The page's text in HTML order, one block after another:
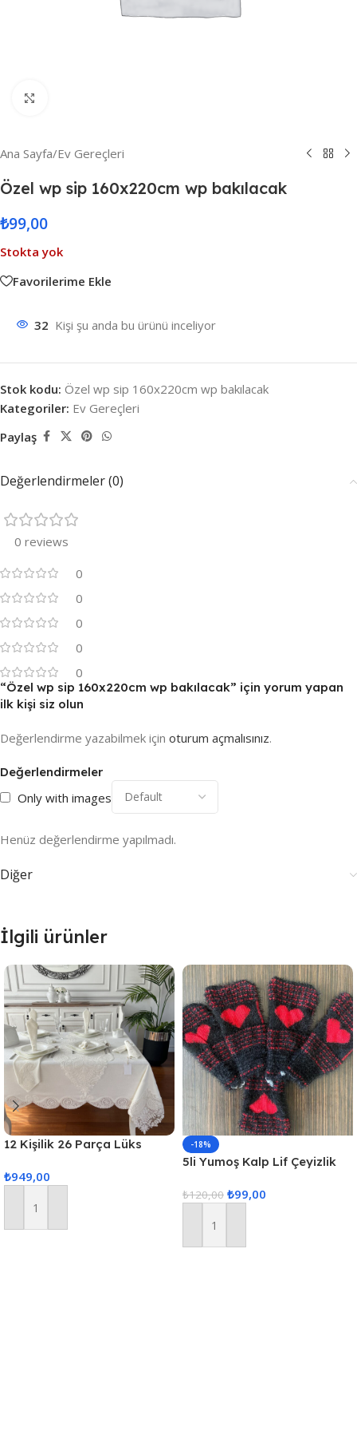
Ana Sayfa/Ev Gereçleri
Özel wp sip 160x220cm wp bakılacak
₺99,00
Stokta yok
Favorilerime Ekle
32 Kişi şu anda bu ürünü inceliyor
Stok kodu: Özel wp sip 160x220cm wp bakılacak
Kategoriler: Ev Gereçleri
Paylaş
Değerlendirmeler (0)
0 reviews
0
0
0
0
0
Değerlendirmeler
Only with images
Henüz değerlendirme yapılmadı.
“Özel wp sip 160x220cm wp bakılacak” için yorum yapan
ilk kişi siz olun
Değerlendirme yazabilmek için oturum açmalısınız.
Diğer
İlgili ürünler
12 Kişilik 26 Parça Lüks
Masa Örtüsü Seti
₺949,00
Sepete Ekle
-18%
5li Yumoş Kalp Lif Çeyizlik
₺120,00 ₺99,00
Sepete Ekle